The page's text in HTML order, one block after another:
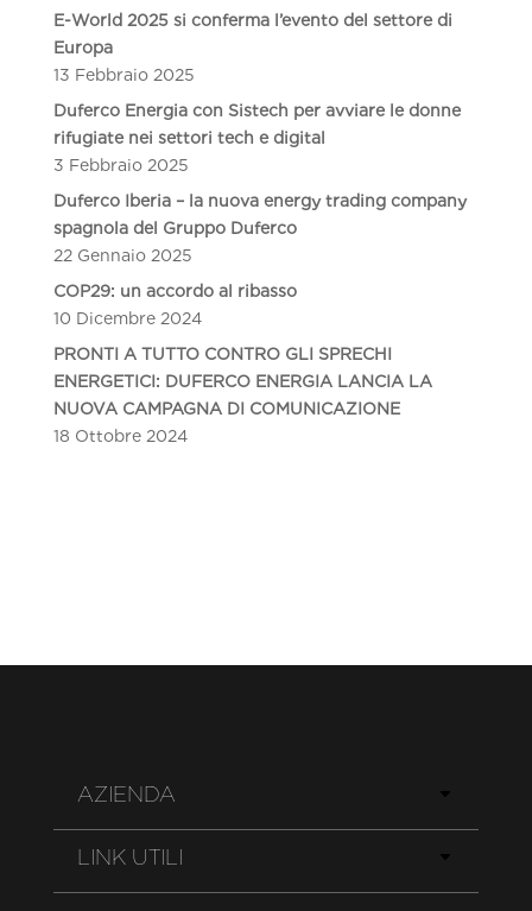
E-World 2025 si conferma l’evento del settore di
Europa
13 Febbraio 2025
Duferco Energia con Sistech per avviare le donne
rifugiate nei settori tech e digital
3 Febbraio 2025
Duferco Iberia – la nuova energy trading company
spagnola del Gruppo Duferco
22 Gennaio 2025
COP29: un accordo al ribasso
10 Dicembre 2024
PRONTI A TUTTO CONTRO GLI SPRECHI
ENERGETICI: DUFERCO ENERGIA LANCIA LA
NUOVA CAMPAGNA DI COMUNICAZIONE
18 Ottobre 2024
AZIENDA
LINK UTILI